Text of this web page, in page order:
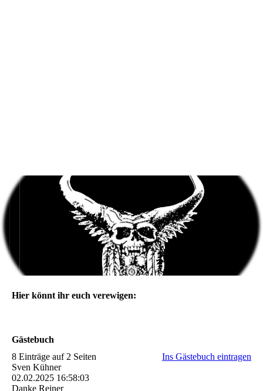
Hier könnt ihr euch verewigen:
Gästebuch
8 Einträge auf 2 Seiten
Ins Gästebuch eintragen
Sven Kühner
02.02.2025 16:58:03
Danke Reiner